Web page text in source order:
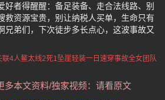
好者得醒醒：备足装备、走合法线路、别
救资源宝贵，别让纳税人买单，生命只有
兄弟们，下次徒步多长点心，这波事故又
联4人鳌太线2死1坠崖轻装一日速穿事故全女团队
多本文资料/独家视频：请看原文